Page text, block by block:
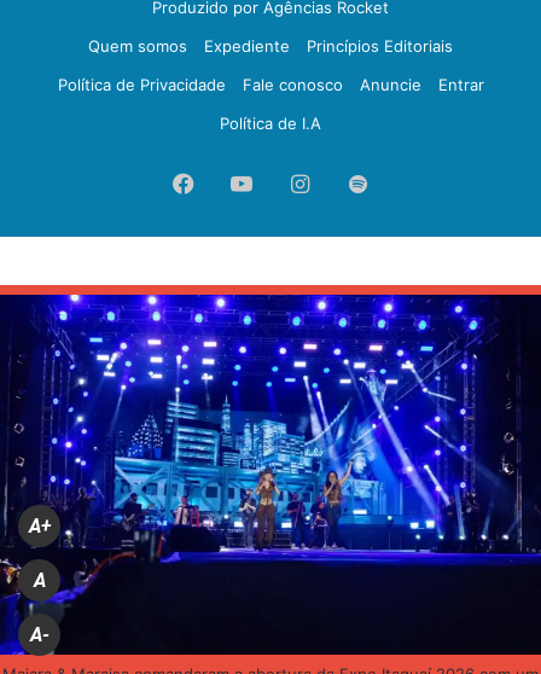
Produzido por Agências Rocket
Quem somos
Expediente
Princípios Editoriais
Política de Privacidade
Fale conosco Anuncie
Entrar
Política de I.A
FacebookYouTubeInstagram
Spotify
A+
A
A-